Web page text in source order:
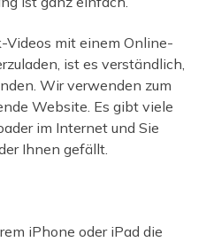
Videos mit einem Online-
ist es verständlich,
Wir verwenden zum
Website. Es gibt viele
im Internet und Sie
Ihnen gefällt.
iPhone oder iPad die